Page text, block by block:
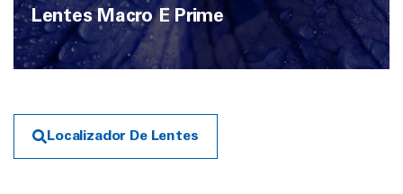
Lentes Macro E Prime
Localizador De Lentes